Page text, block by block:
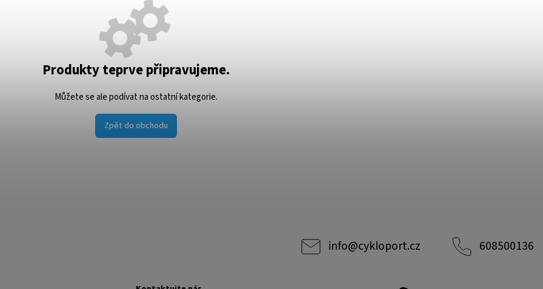
Produkty teprve připravujeme.
Můžete se ale podívat na ostatní kategorie.
Zpět do obchodu
info@cykloport.cz 608500136